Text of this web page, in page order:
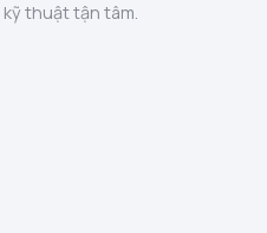
thuật tận tâm.